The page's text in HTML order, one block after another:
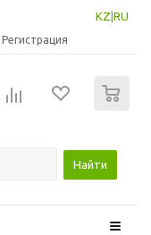
KZ RU
Регистрация
Найти